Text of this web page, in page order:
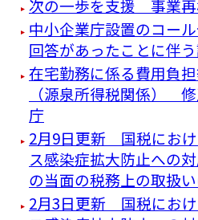
次の一歩を支援 事業再
中小企業庁設置のコー
回答があったことに伴
在宅勤務に係る費用負
（源泉所得税関係）
庁
2月9日更新 国税にお
ス感染症拡大防止への
の当面の税務上の取扱
2月3日更新 国税にお